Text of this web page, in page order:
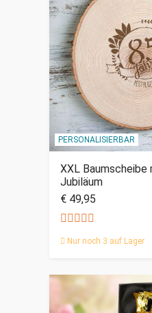
PERSONALISIERBAR
XXL Baumscheibe
Jubiläum
€ 49,95
Nur noch 3 auf Lager